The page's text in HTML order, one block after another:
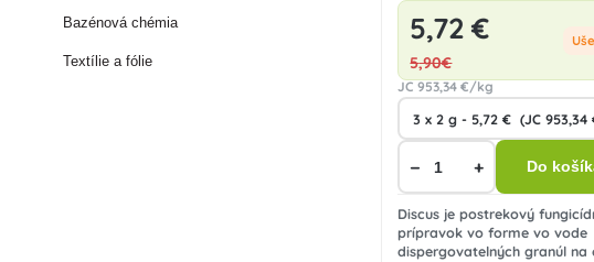
Bazénová chémia
Textílie a fólie
5,72 €
5,90€
JC953,34 €/kg
− + Do
Discus je postrekový
prípravok vo forme vo vode
dispergovatelných granúl na